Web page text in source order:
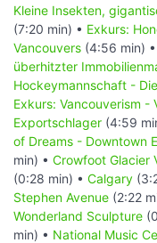
Kleine Insekten,
(7:20 min) • Exkurs:
Vancouvers (4:56 min) •
überhitzter
Hockeymannschaft -
Exkurs: Vancouverism -
Exportschlager (4:59
of Dreams - Downtown
min) • Crowfoot Glacier
(0:28 min) • Calgary
Stephen Avenue (2:22
Wonderland Sculpture
min) • National Music